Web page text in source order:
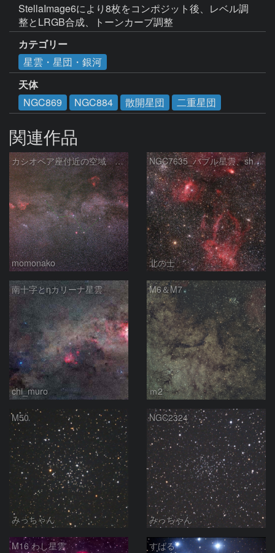
StellaImage6により8枚をコンポジット後、レベル調
整とLRGB合成、トーンカーブ調整
カテゴリー
星雲・星団・銀河
天体
NGC869
NGC884 散開星団 二重星団
関連作品
カシオペア座付近の空域 260720
momonako
NGC7635_バブル星雲、sh2-157_くわがた星雲
北の士
南十字とηカリーナ星雲
chi_muro
M6＆M7
ｍ2
M50
みっちゃん
NGC2324
みっちゃん
M16 わし星雲 すばる